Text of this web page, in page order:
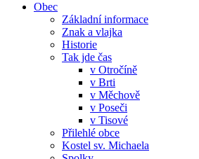
Obec
Základní informace
Znak a vlajka
Historie
Tak jde čas
v Otročíně
v Brti
v Měchově
v Poseči
v Tisové
Přilehlé obce
Kostel sv. Michaela